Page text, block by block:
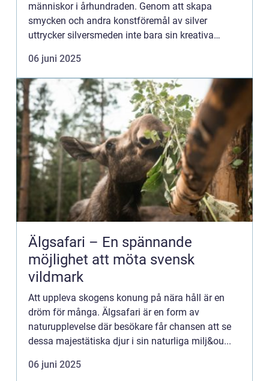
människor i århundraden. Genom att skapa
smycken och andra konstföremål av silver
uttrycker silversmeden inte bara sin kreativa
06 juni 2025
Älgsafari – En spännande
möjlighet att möta svensk
vildmark
Att uppleva skogens konung på nära håll är en
dröm för många. Älgsafari är en form av
naturupplevelse där besökare får chansen att se
dessa majestätiska djur i sin naturliga milj&ou...
06 juni 2025